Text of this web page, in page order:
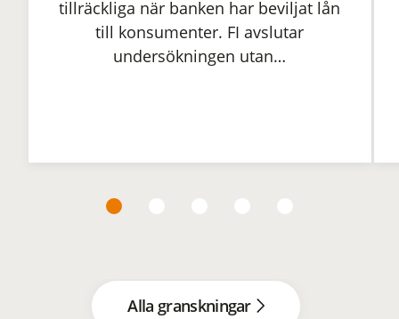
tillräckliga när banken har beviljat lån
till konsumenter. FI avslutar
undersökningen utan…
Alla granskningar